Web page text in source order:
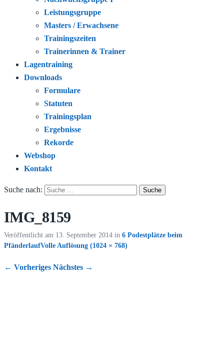
Leistungsgruppe
Masters / Erwachsene
Trainingszeiten
Trainerinnen & Trainer
Lagentraining
Downloads
Formulare
Statuten
Trainingsplan
Ergebnisse
Rekorde
Webshop
Kontakt
Suche nach:
IMG_8159
Veröffentlicht am 13. September 2014 in 6 Podestplätze beim
PfänderlaufVolle Auflösung (1024 × 768)
← Vorheriges Nächstes →